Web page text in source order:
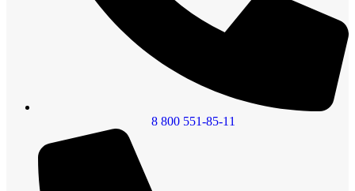
8 800 551-85-11